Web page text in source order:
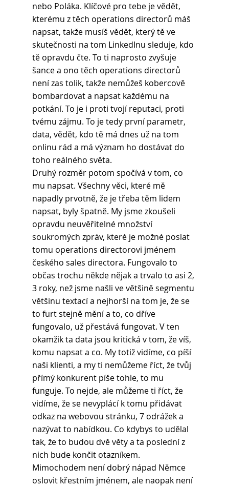
nebo Poláka. Klíčové pro tebe je vědět,
kterému z těch operations directorů máš
napsat, takže musíš vědět, který tě ve
skutečnosti na tom LinkedInu sleduje, kdo
tě opravdu čte. To ti naprosto zvyšuje
šance a ono těch operations directorů
není zas tolik, takže nemůžeš kobercově
bombardovat a napsat každému na
potkání. To je i proti tvojí reputaci, proti
tvému zájmu. To je tedy první parametr,
data, vědět, kdo tě má dnes už na tom
onlinu rád a má význam ho dostávat do
toho reálného světa.
Druhý rozměr potom spočívá v tom, co
mu napsat. Všechny věci, které mě
napadly prvotně, že je třeba těm lidem
napsat, byly špatně. My jsme zkoušeli
opravdu neuvěřitelné množství
soukromých zpráv, které je možné poslat
tomu operations directorovi jménem
českého sales directora. Fungovalo to
občas trochu někde nějak a trvalo to asi 2,
3 roky, než jsme našli ve většině segmentu
většinu textací a nejhorší na tom je, že se
to furt stejně mění a to, co dříve
fungovalo, už přestává fungovat. V ten
okamžik ta data jsou kritická v tom, že víš,
komu napsat a co. My totiž vidíme, co píší
naši klienti, a my ti nemůžeme říct, že tvůj
přímý konkurent píše tohle, to mu
funguje. To nejde, ale můžeme ti říct, že
vidíme, že se nevyplácí k tomu přidávat
odkaz na webovou stránku, 7 odrážek a
nazývat to nabídkou. Co kdybys to udělal
tak, že to budou dvě věty a ta poslední z
nich bude končit otazníkem.
Mimochodem není dobrý nápad Němce
oslovit křestním jménem, ale naopak není